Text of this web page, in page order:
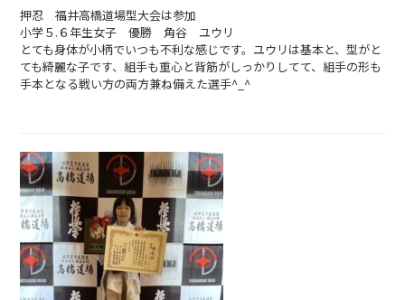
押忍 福井高橋道場型大会は参加
小学５.６年生女子 優勝 角谷 ユウリ
とても身体が小柄でいつも不利な感じです。ユウリは基本と、型がと
ても綺麗な子です、組手も重心と背筋がしっかりしてて、組手の形も
手本となる戦い方の両方兼ね備えた選手^_^